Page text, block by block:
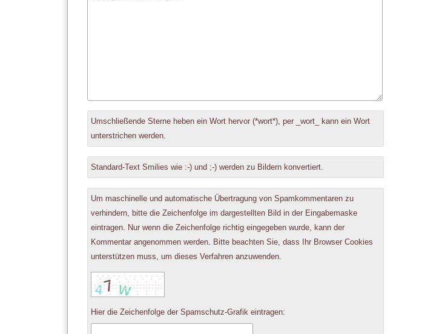
Antwort
Umschließende Sterne heben ein Wort hervor (*wort*), per _wort_ kann ein Wort
unterstrichen werden.
Standard-Text Smilies wie :-) und ;-) werden zu Bildern konvertiert.
Um maschinelle und automatische Übertragung von Spamkommentaren zu
verhindern, bitte die Zeichenfolge im dargestellten Bild in der Eingabemaske
eintragen. Nur wenn die Zeichenfolge richtig eingegeben wurde, kann der
Kommentar angenommen werden. Bitte beachten Sie, dass Ihr Browser Cookies
unterstützen muss, um dieses Verfahren anzuwenden.
Hier die Zeichenfolge der Spamschutz-Grafik eintragen: